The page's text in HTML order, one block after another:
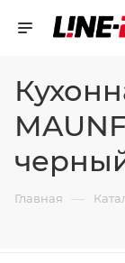
Главная —